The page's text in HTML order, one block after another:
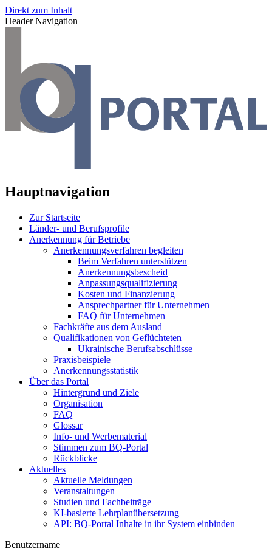
Direkt zum Inhalt
Header Navigation
Hauptnavigation
Zur Startseite
Länder- und Berufsprofile
Anerkennung für Betriebe
Anerkennungsverfahren begleiten
Beim Verfahren unterstützen
Anerkennungsbescheid
Anpassungsqualifizierung
Kosten und Finanzierung
Ansprechpartner für Unternehmen
FAQ für Unternehmen
Fachkräfte aus dem Ausland
Qualifikationen von Geflüchteten
Ukrainische Berufsabschlüsse
Praxisbeispiele
Anerkennungsstatistik
Über das Portal
Hintergrund und Ziele
Organisation
FAQ
Glossar
Info- und Werbematerial
Stimmen zum BQ-Portal
Rückblicke
Aktuelles
Aktuelle Meldungen
Veranstaltungen
Studien und Fachbeiträge
KI-basierte Lehrplanübersetzung
API: BQ-Portal Inhalte in ihr System einbinden
Benutzername